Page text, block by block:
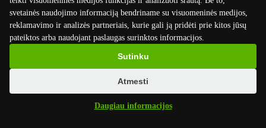
svetainės naudojimo informaciją bendriname su visuomeninės medijos,
reklamavimo ir analizės partneriais, kurie gali ją pridėti prie kitos jūsų
pateiktos arba naudojant paslaugas surinktos informacijos.
Daugiau informacijos
Sutinku
Atmesti
info@marguciai.lt
buhalterija@marguciai.lt